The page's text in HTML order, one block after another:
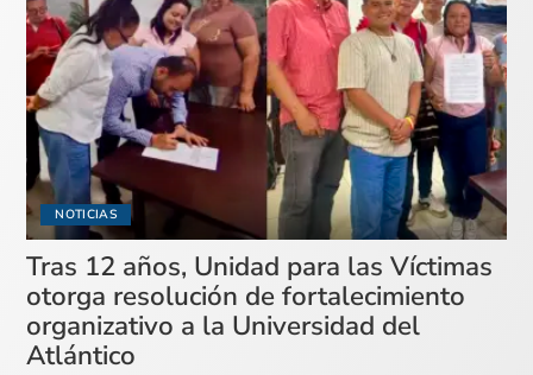
NOTICIAS
Tras 12 años, Unidad para las Víctimas
otorga resolución de fortalecimiento
organizativo a la Universidad del
Atlántico